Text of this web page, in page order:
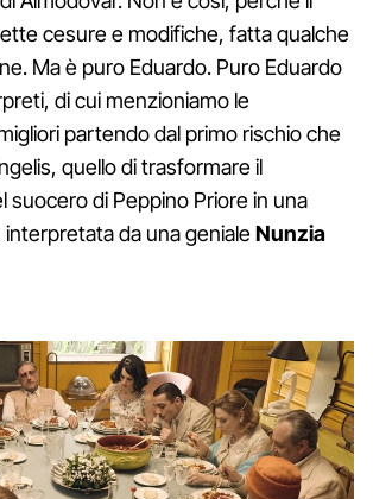
cesure e modifiche, fatta qualche
Ma è puro Eduardo. Puro Eduardo
di cui menzioniamo le
partendo dal primo rischio che
quello di trasformare il
suocero di Peppino Priore in una
da una genialeNunzia